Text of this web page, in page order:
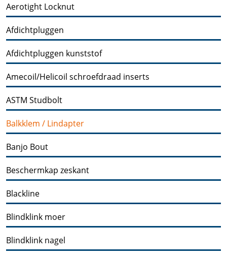
Aerotight Locknut
Afdichtpluggen
Afdichtpluggen kunststof
Amecoil/Helicoil schroefdraad inserts
ASTM Studbolt
Balkklem / Lindapter
Banjo Bout
Beschermkap zeskant
Blackline
Blindklink moer
Blindklink nagel